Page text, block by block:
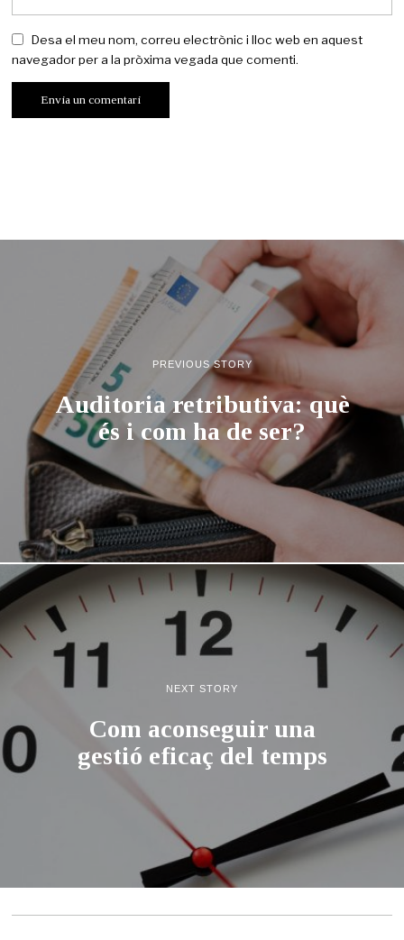
Desa el meu nom, correu electrònic i lloc web en aquest
navegador per a la pròxima vegada que comenti.
PREVIOUS STORY
Auditoria retributiva: què
és i com ha de ser?
NEXT STORY
Com aconseguir una
gestió eficaç del temps